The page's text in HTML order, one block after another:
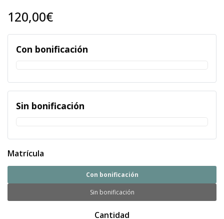
120,00€
Con bonificación
Sin bonificación
Matrícula
Con bonificación
Sin bonificación
Cantidad